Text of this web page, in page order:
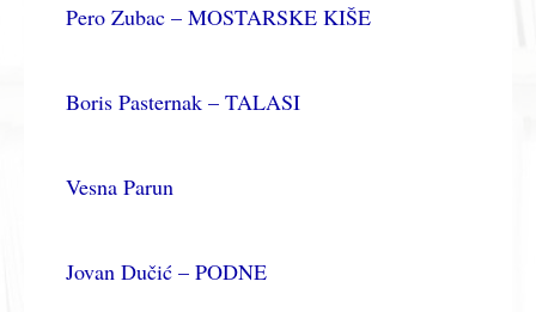
Pero Zubac – MOSTARSKE KIŠE
Boris Pasternak – TALASI
Vesna Parun
Jovan Dučić – PODNE